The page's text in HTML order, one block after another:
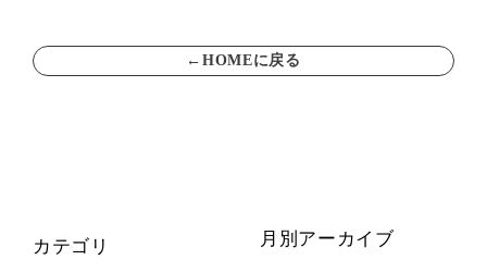
←HOMEに戻る
カテゴリ 月別アーカイブ